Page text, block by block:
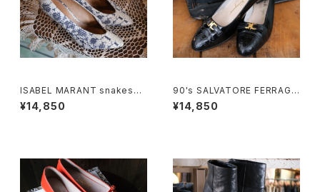
ISABEL MARANT snakeski
n heeled Pumps
¥14,850
90's SALVATORE FERRAGA
MO black enamel buckle P
umps
¥14,850